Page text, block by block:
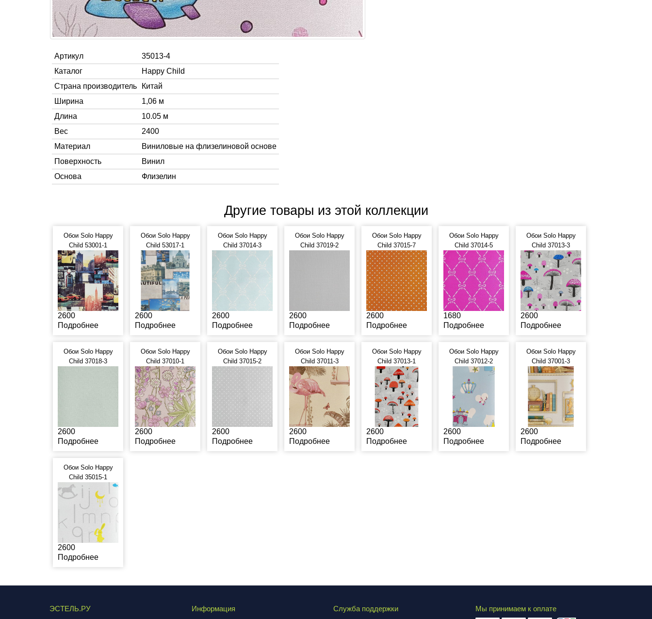
Артикул
35013-4
Каталог
Happy Child
Страна производитель
Китай
Ширина
1,06 м
Длина
10.05 м
Вес
2400
Материал
Виниловые на флизелиновой основе
Поверхность
Винил
Основа
Флизелин
Другие товары из этой коллекции
Обои Solo Happy
Child 53001-1
2600
Подробнее
Обои Solo Happy
Child 53017-1
2600
Подробнее
Обои Solo Happy
Child 37014-3
2600
Подробнее
Обои Solo Happy
Child 37019-2
2600
Подробнее
Обои Solo Happy
Child 37015-7
2600
Подробнее
Обои Solo Happy
Child 37014-5
1680
Подробнее
Обои Solo Happy
Child 37013-3
2600
Подробнее
Обои Solo Happy
Child 37018-3
2600
Подробнее
Обои Solo Happy
Child 37010-1
2600
Подробнее
Обои Solo Happy
Child 37015-2
2600
Подробнее
Обои Solo Happy
Child 37011-3
2600
Подробнее
Обои Solo Happy
Child 37013-1
2600
Подробнее
Обои Solo Happy
Child 37012-2
2600
Подробнее
Обои Solo Happy
Child 37001-3
2600
Подробнее
Обои Solo Happy
Child 35015-1
2600
Подробнее
ЭСТЕЛЬ.РУ Информация Служба поддержки Мы принимаем к оплате